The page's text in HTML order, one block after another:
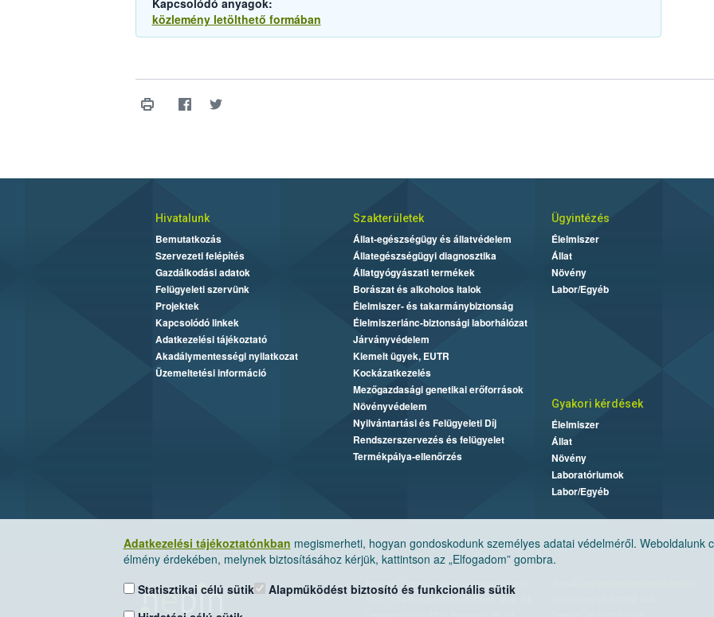
Kapcsolódó anyagok:
közlemény letölthető formában
Adatkezelési tájékoztatónkban megismerheti, hogyan gondoskodunk személyes adatai védelméről. Weboldalunk
élmény érdekében, melynek biztosításához kérjük, kattintson az „Elfogadom” gombra.
Statisztikai célú sütik
Alapműködést biztosító és funkcionális sütik
Hivatalunk
Bemutatkozás
Szervezeti felépítés
Gazdálkodási adatok
Felügyeleti szervünk
Projektek
Kapcsolódó linkek
Adatkezelési tájékoztató
Akadálymentességi nyilatkozat
Üzemeltetési információ
Szakterületek
Állat-egészségügy és állatvédelem
Állategészségügyi diagnosztika
Állatgyógyászati termékek
Borászat és alkoholos italok
Élelmiszer- és takarmánybiztonság
Élelmiszerlánc-biztonsági laborhálózat
Járványvédelem
Kiemelt ügyek, EUTR
Kockázatkezelés
Mezőgazdasági genetikai erőforrások
Növényvédelem
Nyilvántartási és Felügyeleti Díj
Rendszerszervezés és felügyelet
Termékpálya-ellenőrzés
Ügyintézés
Élelmiszer
Állat
Növény
Labor/Egyéb
Gyakori kérdések
Élelmiszer
Állat
Növény
Laboratóriumok
Labor/Egyéb
Nemzeti Élelmiszerlánc-biztonsági Hivatal